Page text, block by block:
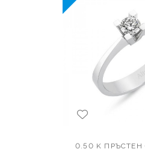
0.50 K